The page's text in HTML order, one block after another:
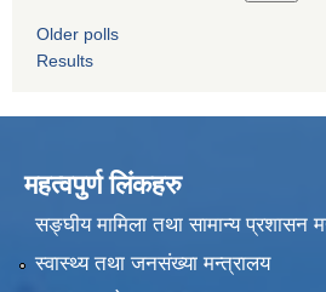
Older polls
Results
महत्वपुर्ण लिंकहरु
सङ्घीय मामिला तथा सामान्य प्रशासन
स्वास्थ्य तथा जनसंख्या मन्त्रालय